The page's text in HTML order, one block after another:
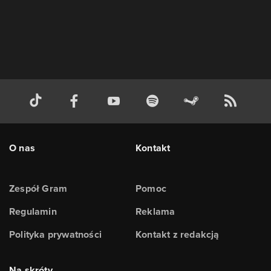
O nas
Zespół Gram
Regulamin
Polityka prywatności
Kontakt
Pomoc
Reklama
Kontakt z redakcją